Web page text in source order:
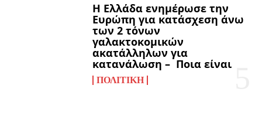
Η Ελλάδα ενημέρωσε την
Ευρώπη για κατάσχεση άνω
των 2 τόνων
γαλακτοκομικών
ακατάλληλων για
κατανάλωση – Ποια είναι
ΠΟΛΙΤΙΚΉ